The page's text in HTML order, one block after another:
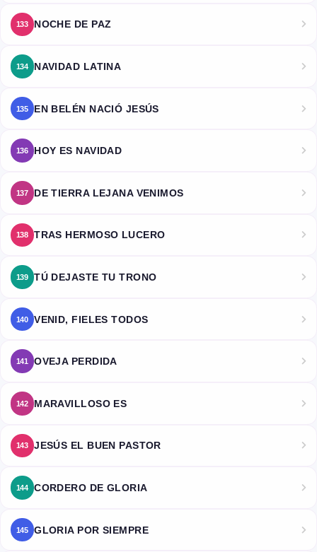
133 NOCHE DE PAZ
134 NAVIDAD LATINA
135 EN BELÉN NACIÓ JESÚS
136 HOY ES NAVIDAD
137 DE TIERRA LEJANA VENIMOS
138 TRAS HERMOSO LUCERO
139 TÚ DEJASTE TU TRONO
140 VENID, FIELES TODOS
141 OVEJA PERDIDA
142 MARAVILLOSO ES
143 JESÚS EL BUEN PASTOR
144 CORDERO DE GLORIA
145 GLORIA POR SIEMPRE